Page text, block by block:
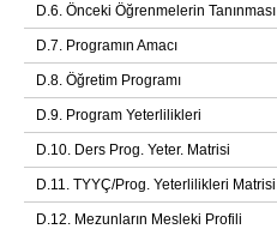
D.6. Önceki Öğrenmelerin Tanınması
D.7. Programın Amacı
D.8. Öğretim Programı
D.9. Program Yeterlilikleri
D.10. Ders Prog. Yeter. Matrisi
D.11. TYYÇ/Prog. Yeterlilikleri Matrisi
D.12. Mezunların Mesleki Profili